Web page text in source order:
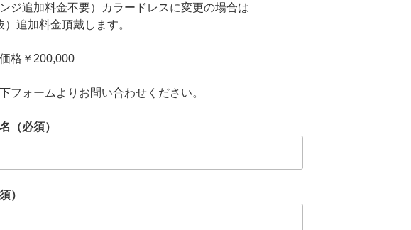
ジ追加料金不要）カラードレスに変更の場合は
）追加料金頂戴します。
格￥200,000
フォームよりお問い合わせください。
（必須）
）